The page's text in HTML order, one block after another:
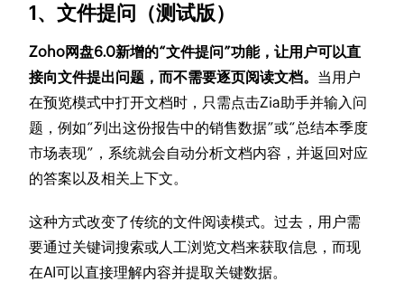
1、文件提问（测试版）
Zoho网盘6.0新增的“文件提问”功能，让用户可以直
接向文件提出问题，而不需要逐页阅读文档。 当用户
在预览模式中打开文档时，只需点击Zia助手并输入问
题，例如“列出这份报告中的销售数据”或“总结本季度
市场表现”，系统就会自动分析文档内容，并返回对应
的答案以及相关上下文。
这种方式改变了传统的文件阅读模式。过去，用户需
要通过关键词搜索或人工浏览文档来获取信息，而现
在AI可以直接理解内容并提取关键数据。